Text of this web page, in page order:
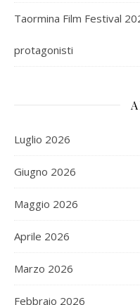
Taormina Film Festival
protagonisti
Luglio 2026
Giugno 2026
Maggio 2026
Aprile 2026
Marzo 2026
Febbraio 2026